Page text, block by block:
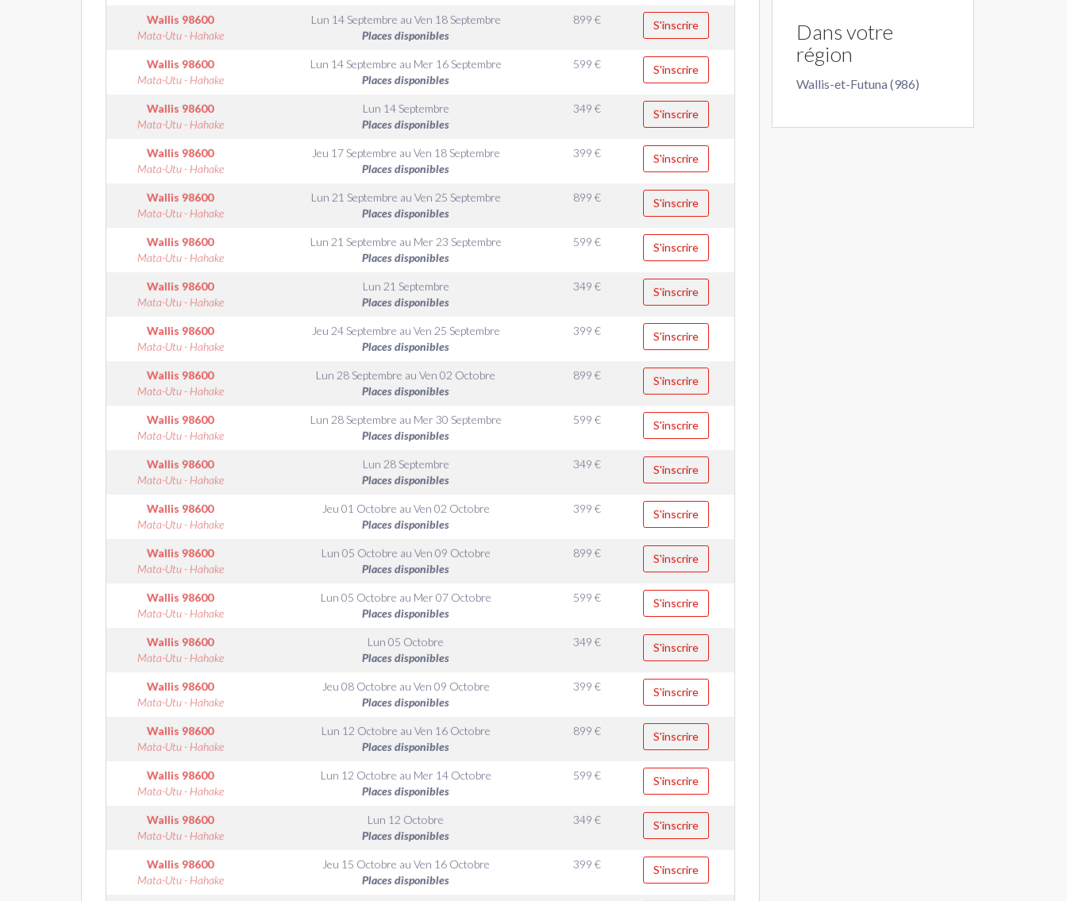
Wallis 98600
Mata-Utu - Hahake
Lun 14 Septembre au Ven 18 Septembre
Places disponibles
899 € S'inscrire
Wallis 98600
Mata-Utu - Hahake
Lun 14 Septembre au Mer 16 Septembre
Places disponibles
599 € S'inscrire
Wallis 98600
Mata-Utu - Hahake
Lun 14 Septembre
Places disponibles
349 € S'inscrire
Wallis 98600
Mata-Utu - Hahake
Jeu 17 Septembre au Ven 18 Septembre
Places disponibles
399 € S'inscrire
Wallis 98600
Mata-Utu - Hahake
Lun 21 Septembre au Ven 25 Septembre
Places disponibles
899 € S'inscrire
Wallis 98600
Mata-Utu - Hahake
Lun 21 Septembre au Mer 23 Septembre
Places disponibles
599 € S'inscrire
Wallis 98600
Mata-Utu - Hahake
Lun 21 Septembre
Places disponibles
349 € S'inscrire
Wallis 98600
Mata-Utu - Hahake
Jeu 24 Septembre au Ven 25 Septembre
Places disponibles
399 € S'inscrire
Wallis 98600
Mata-Utu - Hahake
Lun 28 Septembre au Ven 02 Octobre
Places disponibles
899 € S'inscrire
Wallis 98600
Mata-Utu - Hahake
Lun 28 Septembre au Mer 30 Septembre
Places disponibles
599 € S'inscrire
Wallis 98600
Mata-Utu - Hahake
Lun 28 Septembre
Places disponibles
349 € S'inscrire
Wallis 98600
Mata-Utu - Hahake
Jeu 01 Octobre au Ven 02 Octobre
Places disponibles
399 € S'inscrire
Wallis 98600
Mata-Utu - Hahake
Lun 05 Octobre au Ven 09 Octobre
Places disponibles
899 € S'inscrire
Wallis 98600
Mata-Utu - Hahake
Lun 05 Octobre au Mer 07 Octobre
Places disponibles
599 € S'inscrire
Wallis 98600
Mata-Utu - Hahake
Lun 05 Octobre
Places disponibles
349 € S'inscrire
Wallis 98600
Mata-Utu - Hahake
Jeu 08 Octobre au Ven 09 Octobre
Places disponibles
399 € S'inscrire
Wallis 98600
Mata-Utu - Hahake
Lun 12 Octobre au Ven 16 Octobre
Places disponibles
899 € S'inscrire
Wallis 98600
Mata-Utu - Hahake
Lun 12 Octobre au Mer 14 Octobre
Places disponibles
599 € S'inscrire
Wallis 98600
Mata-Utu - Hahake
Lun 12 Octobre
Places disponibles
349 € S'inscrire
Wallis 98600
Mata-Utu - Hahake
Jeu 15 Octobre au Ven 16 Octobre
Places disponibles
399 € S'inscrire
Dans votre
région
Wallis-et-Futuna (986)